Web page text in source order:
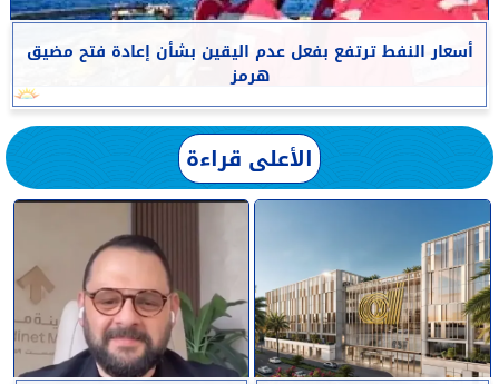
أسعار النفط ترتفع بفعل عدم اليقين بشأن إعادة فتح مضيق
هرمز
الأعلى قراءة